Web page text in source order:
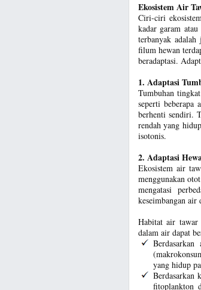
Ekosistem Air
Ciri-ciri
kadar garam
terbanyak
filum hewan
beradaptasi.
1. Adaptasi
Tumbuhan
seperti
berhenti sendiri.
rendah yang
isotonis.
2. Adaptasi
Ekosistem air
menggunakan
mengatasi
keseimbangan air
Habitat air tawar
dalam air dapat
yang hidup
Berdasarkan
fitoplankton